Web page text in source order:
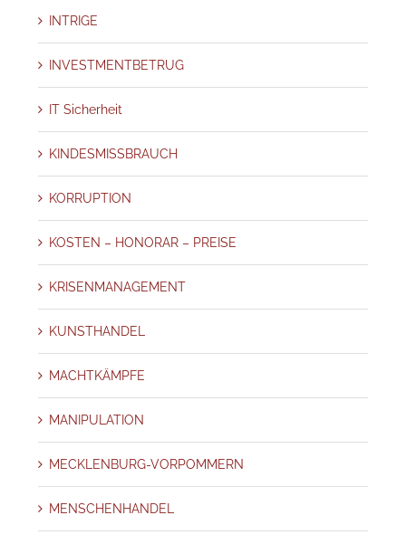
INTRIGE
INVESTMENTBETRUG
IT Sicherheit
KINDESMISSBRAUCH
KORRUPTION
KOSTEN – HONORAR – PREISE
KRISENMANAGEMENT
KUNSTHANDEL
MACHTKÄMPFE
MANIPULATION
MECKLENBURG-VORPOMMERN
MENSCHENHANDEL